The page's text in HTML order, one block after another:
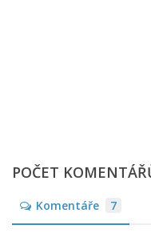
POČET
Komentáře 7